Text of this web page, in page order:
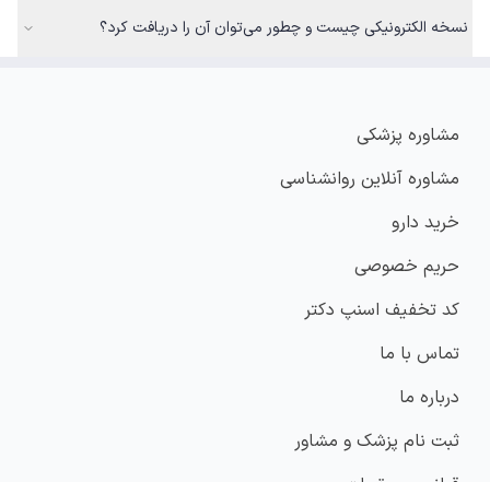
نسخه الکترونیکی چیست و چطور می‌توان آن را دریافت کرد؟
مشاوره پزشکی
مشاوره آنلاین روانشناسی
خرید دارو
حریم خصوصی
کد تخفیف اسنپ دکتر
تماس با ما
درباره ما
ثبت نام پزشک و مشاور